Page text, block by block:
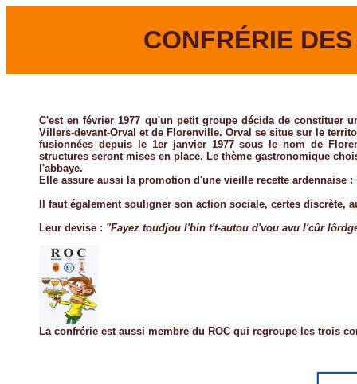
CONFRÉRIE
C'est en février 1977 qu'un petit groupe décida de constituer
Villers-devant-Orval et de Florenville. Orval se situe sur le
fusionnées depuis le 1er janvier 1977 sous le nom de
structures seront mises en place. Le thème gastronomique
l'abbaye.
Elle assure aussi la promotion d'une vieille recette ardennaise :
Il faut également souligner son action sociale, certes
Leur devise : "Fayez toudjou l'bin t't-autou d'vou avu l'cûr
La confrérie est aussi membre du ROC qui regroupe les trois